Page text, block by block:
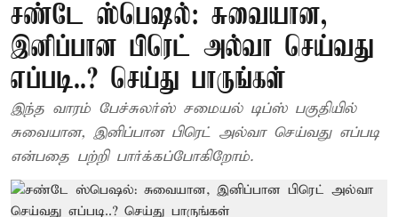
சண்டே ஸ்பெஷல்: சுவையான,
இனிப்பான பிரெட் அல்வா செய்வது
எப்படி..? செய்து பாருங்கள்
இந்த வாரம் பேச்சுலர்ஸ் சமையல் டிப்ஸ் பகுதியில்
சுவையான, இனிப்பான பிரெட் அல்வா செய்வது எப்படி
என்பதை பற்றி பார்க்கப்போகிறோம்.